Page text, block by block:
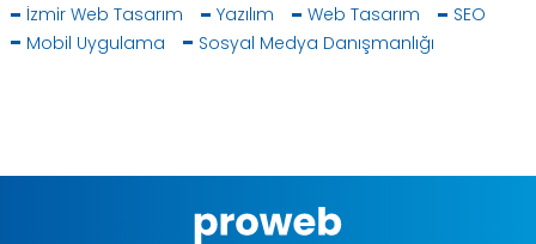
İzmir Web Tasarım
Yazılım Web Tasarım
SEO
Mobil Uygulama
Sosyal Medya Danışmanlığı